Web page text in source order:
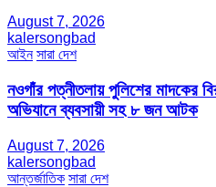
August 7, 2026
kalersongbad
আইন সারা দেশ
নওগাঁর পত্নীতলায় পুলিশের মাদকের
অভিযানে ব্যবসায়ী সহ ৮ জন আটক
August 7, 2026
kalersongbad
আন্তর্জাতিক সারা দেশ